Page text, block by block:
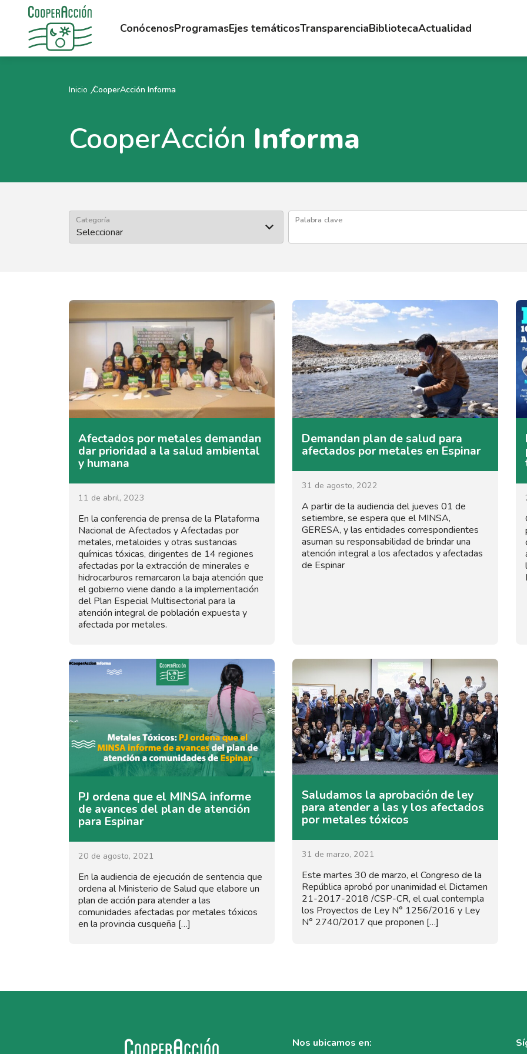
ConócenosProgramasEjes temáticosTransparenciaBibliotecaActualidad
Inicio CooperAcción Informa
CooperAcción Informa
Categoría Palabra clave
Afectados por metales demandan
dar prioridad a la salud ambiental
y humana
11 de abril, 2023
En la conferencia de prensa de la Plataforma
Nacional de Afectados y Afectadas por
metales, metaloides y otras sustancias
químicas tóxicas, dirigentes de 14 regiones
afectadas por la extracción de minerales e
hidrocarburos remarcaron la baja atención que
el gobierno viene dando a la implementación
del Plan Especial Multisectorial para la
atención integral de población expuesta y
afectada por metales.
Demandan plan de salud para
afectados por metales en Espinar
31 de agosto, 2022
A partir de la audiencia del jueves 01 de
setiembre, se espera que el MINSA,
GERESA, y las entidades correspondientes
asuman su responsabilidad de brindar una
atención integral a los afectados y afectadas
de Espinar
PJ ordena que el MINSA informe
de avances del plan de atención
para Espinar
20 de agosto, 2021
En la audiencia de ejecución de sentencia que
ordena al Ministerio de Salud que elabore un
plan de acción para atender a las
comunidades afectadas por metales tóxicos
en la provincia cusqueña […]
Saludamos la aprobación de ley
para atender a las y los afectados
por metales tóxicos
31 de marzo, 2021
Este martes 30 de marzo, el Congreso de la
República aprobó por unanimidad el Dictamen
21-2017-2018 /CSP-CR, el cual contempla
los Proyectos de Ley N° 1256/2016 y Ley
N° 2740/2017 que proponen […]
Nos ubicamos en: